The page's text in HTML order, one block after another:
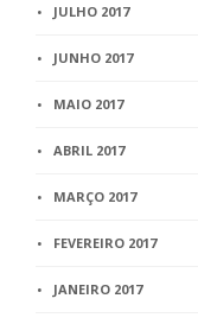
JULHO 2017
JUNHO 2017
MAIO 2017
ABRIL 2017
MARÇO 2017
FEVEREIRO 2017
JANEIRO 2017